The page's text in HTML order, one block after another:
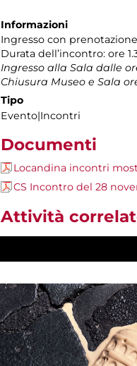
Informazioni
Ingresso con
Durata dell’incontro: ore
Ingresso alla Sala dalle
Chiusura Museo e Sala
Tipo
Evento|Incontri
Documenti
Locandina incontri
CS Incontro del 28
Attività